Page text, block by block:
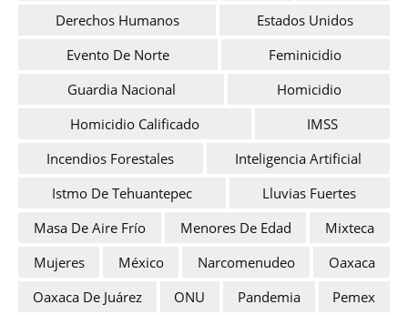
Derechos Humanos
Estados Unidos
Evento De Norte
Feminicidio
Guardia Nacional
Homicidio
Homicidio Calificado
IMSS
Incendios Forestales
Inteligencia Artificial
Istmo De Tehuantepec
Lluvias Fuertes
Masa De Aire Frío
Menores De Edad
Mixteca
Mujeres
México Narcomenudeo
Oaxaca
Oaxaca De Juárez
ONU Pandemia
Pemex